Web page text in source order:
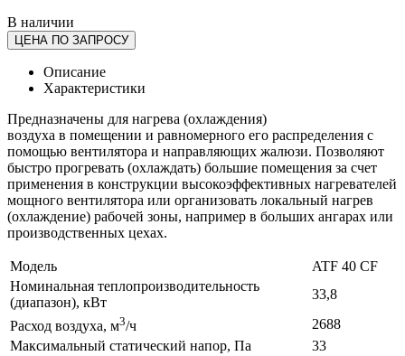
В наличии
ЦЕНА ПО ЗАПРОСУ
Описание
Характеристики
Предназначены для нагрева (охлаждения)
воздуха в помещении и равномерного его распределения с
помощью вентилятора и направляющих жалюзи. Позволяют
быстро прогревать (охлаждать) большие помещения за счет
применения в конструкции высокоэффективных нагревателей
мощного вентилятора или организовать локальный нагрев
(охлаждение) рабочей зоны, например в больших ангарах или
производственных цехах.
Модель
ATF 40 CF
Номинальная теплопроизводительность
(диапазон), кВт
33,8
Расход воздуха, м3/ч
2688
Максимальный статический напор, Па
33